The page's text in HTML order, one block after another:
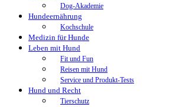
Dog-Akademie
Hundeernährung
Kochschule
Medizin für Hunde
Leben mit Hund
Fit und Fun
Reisen mit Hund
Service und Produkt-Tests
Hund und Recht
Tierschutz